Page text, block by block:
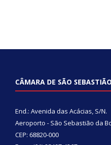
CÂMARA DE SÃO
End.: Avenida das Acácias, S/N.
Aeroporto - São Sebastião da
CEP: 68820-000